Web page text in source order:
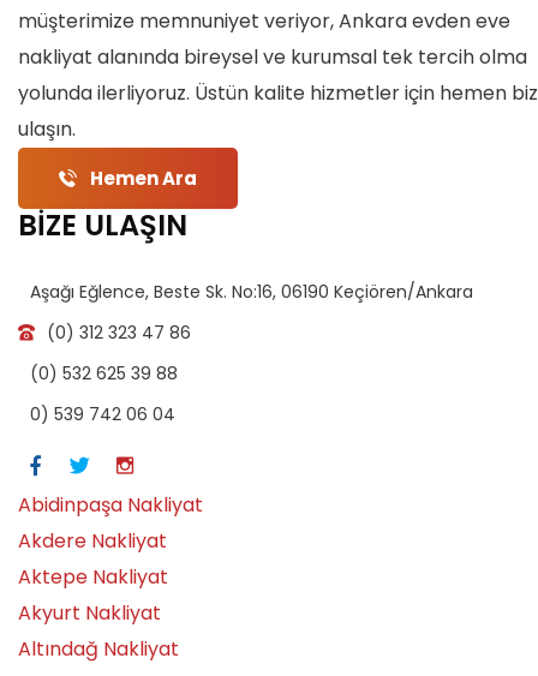
müşterimize memnuniyet veriyor, Ankara evden eve
nakliyat alanında bireysel ve kurumsal tek tercih olma
yolunda ilerliyoruz. Üstün kalite hizmetler için hemen
ulaşın.
Hemen Ara
BİZE ULAŞIN
Aşağı Eğlence, Beste Sk. No:16, 06190 Keçiören/Ankara
(0) 312 323 47 86
(0) 532 625 39 88
0) 539 742 06 04
Abidinpaşa Nakliyat
Akdere Nakliyat
Aktepe Nakliyat
Akyurt Nakliyat
Altındağ Nakliyat